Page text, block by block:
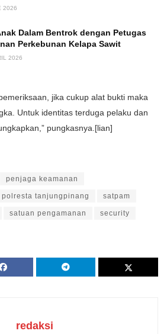
2026
Dalam Bentrok dengan Petugas
Perkebunan Kelapa Sawit
2026
jika cukup alat bukti maka
Untuk identitas terduga pelaku dan
pungkasnya.[lian]
penjaga keamanan
polresta tanjungpinang satpam
satuan pengamanan security
redaksi